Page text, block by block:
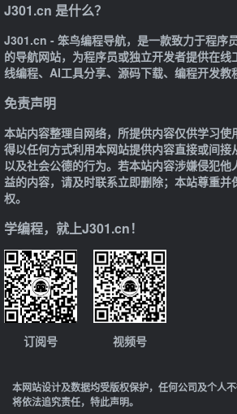
J301.cn 是什么？
J301.cn - 笨鸟编程导航，是一款致力于程序
的导航网站，为程序员或独立开发者提供在
线编程、AI工具分享、源码下载、编程开发教
免责声明
本站内容整理自网络，所提供内容仅供学习使
得以任何方式利用本网站提供内容直接或间接
以及社会公德的行为。若本站内容涉嫌侵犯
益的内容，请及时联系立即删除；本站尊重并
权。
学编程，就上J301.cn！
订阅号 视频号
本网站设计及数据均受版权保护，任何公司及个人
将依法追究责任，特此声明。